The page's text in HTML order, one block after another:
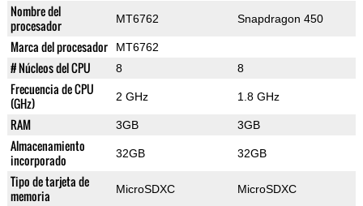
Nombre del
procesador
MT6762 Snapdragon 450
Marca del procesador MT6762
# Núcleos del CPU 8 8
Frecuencia de CPU
(GHz)
2 GHz 1.8 GHz
RAM 3GB 3GB
Almacenamiento
incorporado
32GB 32GB
Tipo de tarjeta de
memoria
MicroSDXC MicroSDXC